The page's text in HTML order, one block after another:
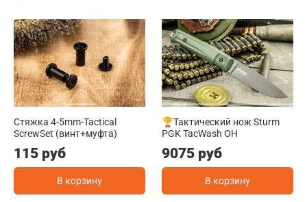
Стяжка 4-5mm-Tactical
ScrewSet (винт+муфта)
115 руб
В корзину
🏆Тактический нож Sturm
PGK TacWash OH
9075 руб
В корзину